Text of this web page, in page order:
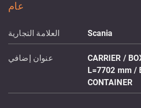
عام
العلامة التجارية Scania
عنوان إضافي
CARRIER /
L=7702 mm /
CONTAINER